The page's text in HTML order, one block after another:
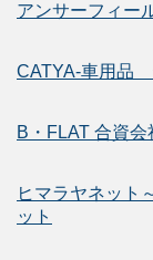
アンサーフィー
CATYA-車用品
B・FLAT 合資
ヒマラヤネット
ット